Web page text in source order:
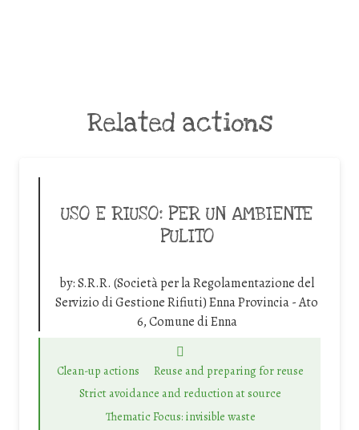
Related actions
USO E RIUSO: PER UN AMBIENTE
PULITO
by:S.R.R. (Società per la Regolamentazione del
Servizio di Gestione Rifiuti) Enna Provincia - Ato
6, Comune di Enna
Clean-up actions
Reuse and preparing for reuse
Strict avoidance and reduction at source
Thematic Focus: invisible waste